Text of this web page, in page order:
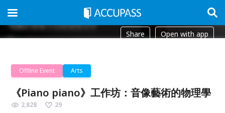
Share Open with app
Offline Event Arts
《Piano piano》工作坊：音像藝術的物理學
2,828 29